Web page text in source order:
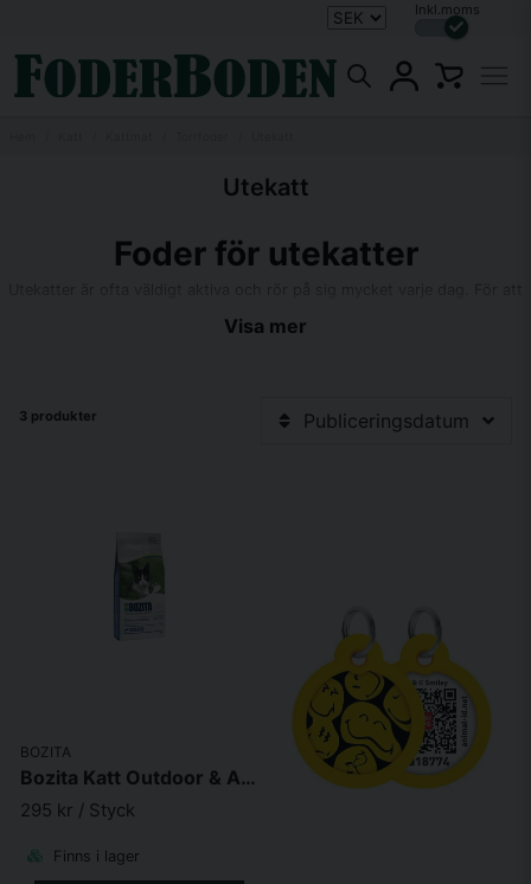
Inkl.moms
Utekatt
Foder för utekatter
finns foder för aktiva utekatter.
Kattmat för aktiva utekatter
Ge din kattvän ett foder som passar den aktivitetsnivå den är på. Om du
vill ha hjälp att hitta det perfekta fodret för just din katt, tveka inte på att
komma till vår stora butik i Haninge, eller maila oss på
info@foderboden.se så hjälper vi dig mer än gärna.
Visa mer
3 produkter Publiceringsdatum
BOZITA
Bozita Katt Outdoor & Active Älg
295 kr / Styck
Finns i lager